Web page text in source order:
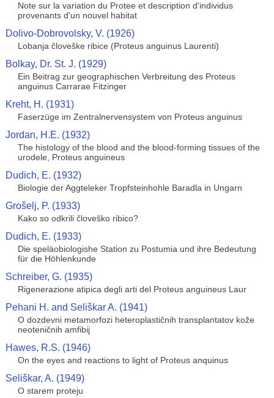
Note sur la variation du Protee et description d'individus
provenants d'un nouvel habitat
Dolivo-Dobrovolsky, V. (1926)
Lobanja človeške ribice (Proteus anguinus Laurenti)
Bolkay, Dr. St. J. (1929)
Ein Beitrag zur geographischen Verbreitung des Proteus
anguinus Carrarae Fitzinger
Kreht, H. (1931)
Faserzüge im Zentralnervensystem von Proteus anguinus
Jordan, H.E. (1932)
The histology of the blood and the blood-forming tissues of the
urodele, Proteus anguineus
Dudich, E. (1932)
Biologie der Aggteleker Tropfsteinhohle Baradla in Ungarn
Grošelj, P. (1933)
Kako so odkrili človeško ribico?
Dudich, E. (1933)
Die speläobiologishe Station zu Postumia und ihre Bedeutung
für die Höhlenkunde
Schreiber, G. (1935)
Rigenerazione atipica degli arti del Proteus anguineus Laur
Pehani H. and Seliškar A. (1941)
O dozdevni metamorfozi heteroplastičnih transplantatov kože
neoteničnih amfibij
Hawes, R.S. (1946)
On the eyes and reactions to light of Proteus anquinus
Seliškar, A. (1949)
O starem proteju